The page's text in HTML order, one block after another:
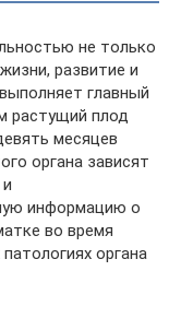
не только
развитие и
главный
растущий плод
месяцев
органа зависят
информацию о
во время
органа